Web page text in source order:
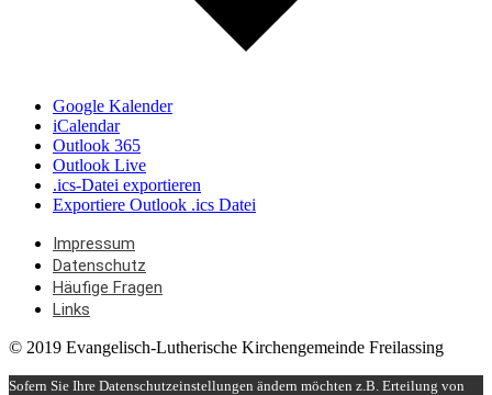
Google Kalender
iCalendar
Outlook 365
Outlook Live
.ics-Datei exportieren
Exportiere Outlook .ics Datei
Impressum
Datenschutz
Häufige Fragen
Links
© 2019 Evangelisch-Lutherische Kirchengemeinde Freilassing
Sofern Sie Ihre Datenschutzeinstellungen ändern möchten z.B. Erteilung von